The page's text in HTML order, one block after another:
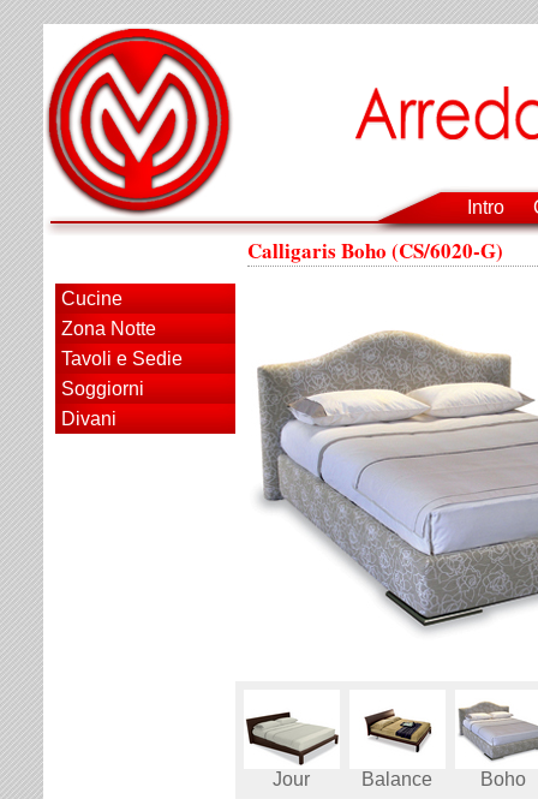
Intro
Cucine
Zona Notte
Tavoli e Sedie
Soggiorni
Divani
Calligaris Boho (CS/6020-G)
Jour Balance Boho